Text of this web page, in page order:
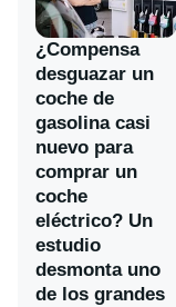
¿Compensa
desguazar un
coche de
gasolina casi
nuevo para
comprar un
coche
eléctrico? Un
estudio
desmonta uno
de los grandes